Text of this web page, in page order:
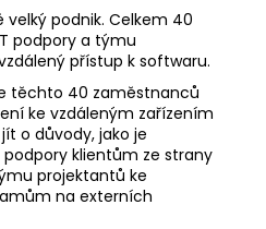
velký podnik. Celkem 40
podpory a týmu
přístup k softwaru.
těchto 40 zaměstnanců
ke vzdáleným zařízením
o důvody, jako je
klientům ze strany
projektantů ke
na externích